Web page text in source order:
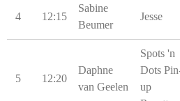
4 12:15
Sabine
Beumer
Jesse
5 12:20
Daphne
van Geelen
Spots 'n
Dots
up